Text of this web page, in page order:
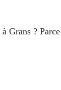
Grans ?